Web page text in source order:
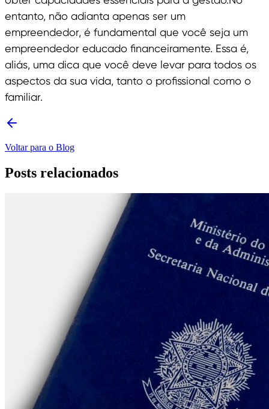
entanto, não adianta apenas ser um
empreendedor, é fundamental que você seja um
empreendedor educado financeiramente. Essa é,
aliás, uma dica que você deve levar para todos os
aspectos da sua vida, tanto o profissional como o
familiar.
Voltar para o Blog
Posts relacionados